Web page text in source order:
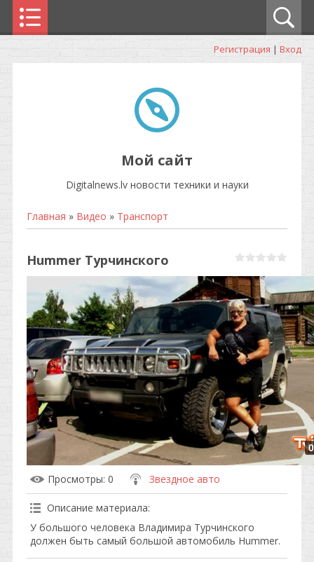
Регистрация | Вход
Мой сайт
Digitalnews.lv новости техники и науки
Главная » Видео » Транспорт
Hummer Турчинского
Просмотры: 0 Звездное авто
Описание материала:
У большого человека Владимира Турчинского
должен быть самый большой автомобиль Hummer.